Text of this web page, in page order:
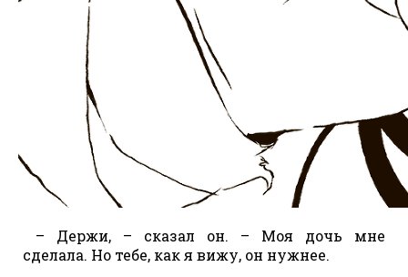
– Держи, – сказал он. – Моя дочь мне
сделала. Но тебе, как я вижу, он нужнее.